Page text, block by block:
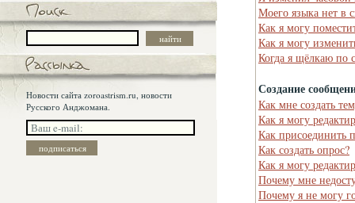
Новости сайта zoroastrism.ru, новости
Русского Анджомана.
Моего языка нет в
Как я могу
Как я могу
Когда я щёлкаю по
Создание
Как мне создать
Как я могу
Как присоединить
Как создать опрос?
Как я могу
Почему мне
Почему я не могу